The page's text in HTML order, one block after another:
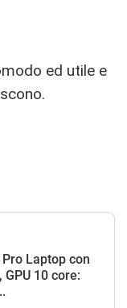
ed utile e
Laptop con
GPU 10 core: